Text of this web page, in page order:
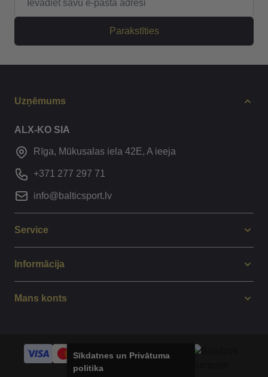
Parakstīties
Uzņēmums
ALX-KO SIA
Rīga, Mūkusalas iela 42E, A ieeja
+371 277 297 71
info@balticsport.lv
Service
Informācija
Mans konts
Sīkdatnes un Privātuma
politika